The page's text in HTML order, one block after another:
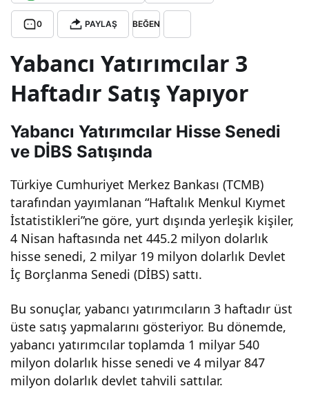
0 PAYLAŞ BEĞEN
Yabancı Yatırımcılar 3
Haftadır Satış Yapıyor
Yabancı Yatırımcılar Hisse Senedi
ve DİBS Satışında
Türkiye Cumhuriyet Merkez Bankası (TCMB)
tarafından yayımlanan “Haftalık Menkul Kıymet
İstatistikleri”ne göre, yurt dışında yerleşik kişiler,
4 Nisan haftasında net 445.2 milyon dolarlık
hisse senedi, 2 milyar 19 milyon dolarlık Devlet
İç Borçlanma Senedi (DİBS) sattı.
Bu sonuçlar, yabancı yatırımcıların 3 haftadır üst
üste satış yapmalarını gösteriyor. Bu dönemde,
yabancı yatırımcılar toplamda 1 milyar 540
milyon dolarlık hisse senedi ve 4 milyar 847
milyon dolarlık devlet tahvili sattılar.
satı
İşte
dikk
at
çek
en
deta
ylar
ve
ipuç